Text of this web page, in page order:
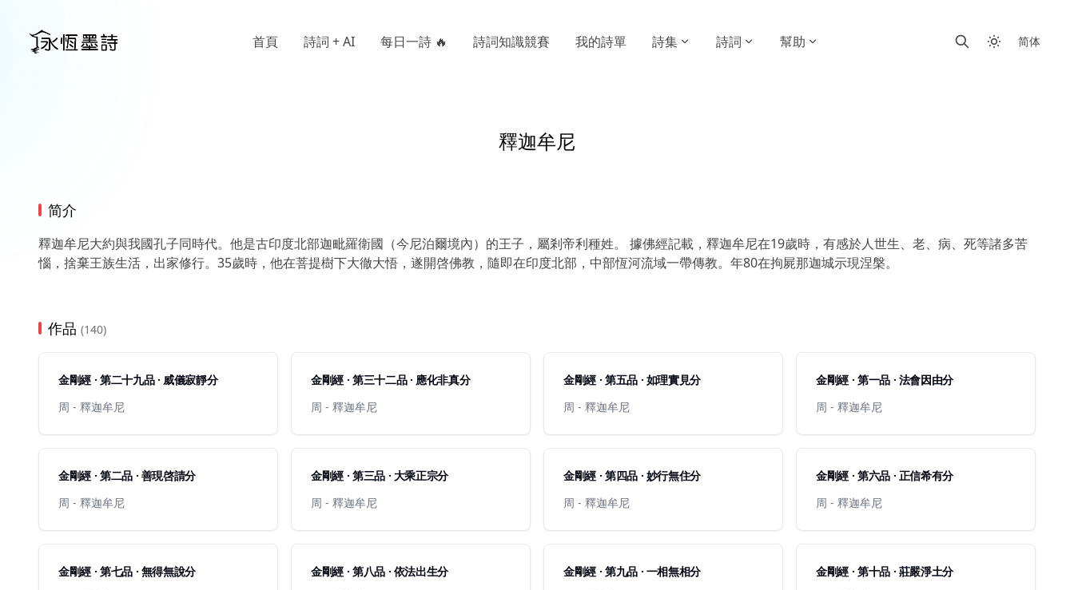
首頁 詩詞 + AI 每日一詩 🔥 詩詞知識競賽 我的詩單 詩集 詩詞 幫助 简体
釋迦牟尼
简介
釋迦牟尼大約與我國孔子同時代。他是古印度北部迦毗羅衛國（今尼泊爾境內）的王子，屬剎帝利種姓。 據佛經記載，釋迦牟尼在19歲時，有感於人世生、老、病、死等諸多苦
惱，捨棄王族生活，出家修行。35歲時，他在菩提樹下大徹大悟，遂開啓佛教，隨即在印度北部，中部恆河流域一帶傳教。年80在拘屍那迦城示現涅槃。
作品 (140)
金剛經 · 第二十九品 · 威儀寂靜分
周 - 釋迦牟尼
金剛經 · 第三十二品 · 應化非真分
周 - 釋迦牟尼
金剛經 · 第五品 · 如理實見分
周 - 釋迦牟尼
金剛經 · 第一品 · 法會因由分
周 - 釋迦牟尼
金剛經 · 第二品 · 善現啓請分
周 - 釋迦牟尼
金剛經 · 第三品 · 大乘正宗分
周 - 釋迦牟尼
金剛經 · 第四品 · 妙行無住分
周 - 釋迦牟尼
金剛經 · 第六品 · 正信希有分
周 - 釋迦牟尼
金剛經 · 第七品 · 無得無說分
金剛經 · 第八品 · 依法出生分
金剛經 · 第九品 · 一相無相分
金剛經 · 第十品 · 莊嚴淨土分